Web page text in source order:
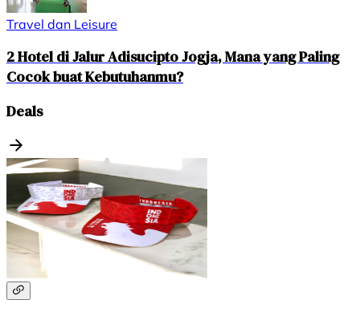
Travel dan Leisure
2 Hotel di Jalur Adisucipto Jogja, Mana yang Paling
Cocok buat Kebutuhanmu?
Deals